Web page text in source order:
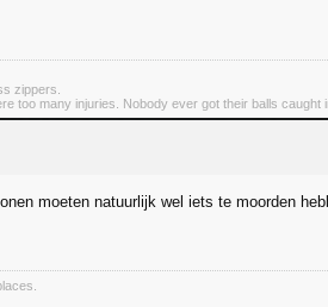
zippers.
too many injuries. Nobody ever got their balls caught
moeten natuurlijk wel iets te moorden